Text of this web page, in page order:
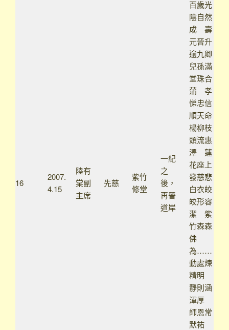
16
2007.
4.15
陸有
棠副
主席
先慈
紫竹
修堂
一紀
之
後，
再晉
道岸
百歲光
陰自然
成 壽
元晉升
逾九卿
兒孫滿
堂珠合
蒲 孝
悌忠信
順天命
楊柳枝
頭流惠
澤 蓮
花座上
發慈悲
白衣皎
皎形容
潔 紫
竹森森
佛
為……
動處煉
精明
靜則涵
渾厚
師恩常
默祐